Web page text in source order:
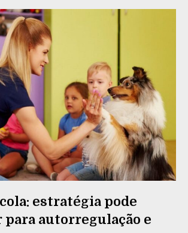
estratégia pode
autorregulação e